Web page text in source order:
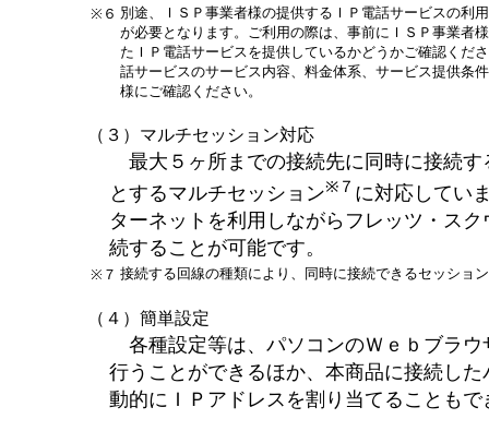
※６ 別途、ＩＳＰ事業者様の提供するＩＰ電話サービスの利
が必要となります。ご利用の際は、事前にＩＳＰ事業者
たＩＰ電話サービスを提供しているかどうかご確認くだ
話サービスのサービス内容、料金体系、サービス提供条
様にご確認ください。
（３）マルチセッション対応
最大５ヶ所までの接続先に同時に接続す
とするマルチセッション※７ に対応してい
ターネットを利用しながらフレッツ・ス
続することが可能です。
※７ 接続する回線の種類により、同時に接続できるセッショ
（４）簡単設定
各種設定等は、パソコンのＷｅｂブラウ
行うことができるほか、本商品に接続した
動的にＩＰアドレスを割り当てることもで